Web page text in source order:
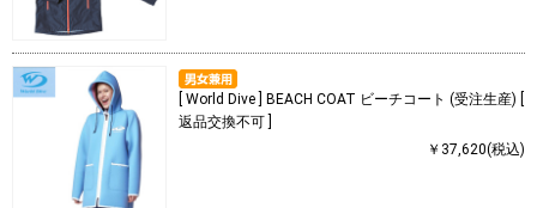
[ World Dive ] BEACH COAT ビーチコート (受注生産) [
返品交換不可 ]
￥37,620(税込)